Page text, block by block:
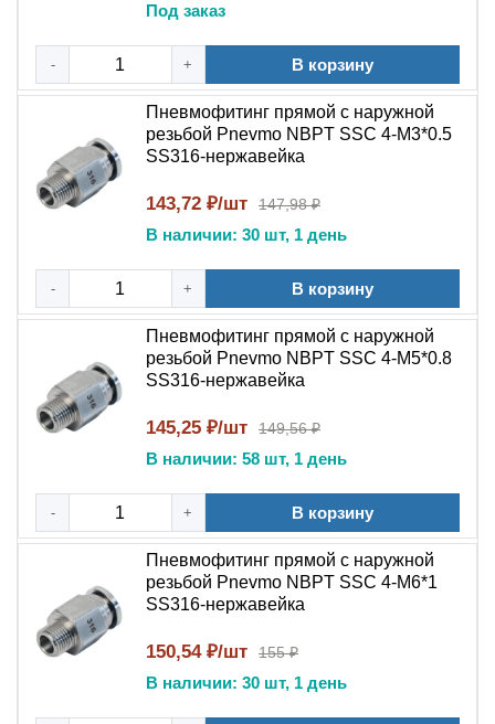
В промышленных пневматических системах
высокого давления
В компрессорном оборудовании и
пневмоавтоматике
В пищевом и фармацевтическом производстве
В химической и нефтегазовой промышленности
В системах с особыми требованиями к чистоте
5 причин выбрать PC SS316:
Качество бренда NBPT— гарантия надежности
Премиальный материал:нержавеющая сталь
SS316
Удобство цангового соединения
Универсальность благодарянаружной резьбе
Соответствие международным
стандартамкачества
Пневмофитинг цанговый прямой с наружной
резьбой NBPT PC SS316— это профессиональное
Под заказ
- + В корзину
Пневмофитинг прямой с наружной
резьбой Pnevmo NBPT SSC 4-М3*0.5
SS316-нержавейка
143,72 ₽/шт 147,98 ₽
В наличии: 30 шт, 1 день
- + В корзину
Пневмофитинг прямой с наружной
резьбой Pnevmo NBPT SSC 4-М5*0.8
SS316-нержавейка
145,25 ₽/шт 149,56 ₽
В наличии: 58 шт, 1 день
- + В корзину
Пневмофитинг прямой с наружной
резьбой Pnevmo NBPT SSC 4-М6*1
SS316-нержавейка
150,54 ₽/шт 155 ₽
В наличии: 30 шт, 1 день